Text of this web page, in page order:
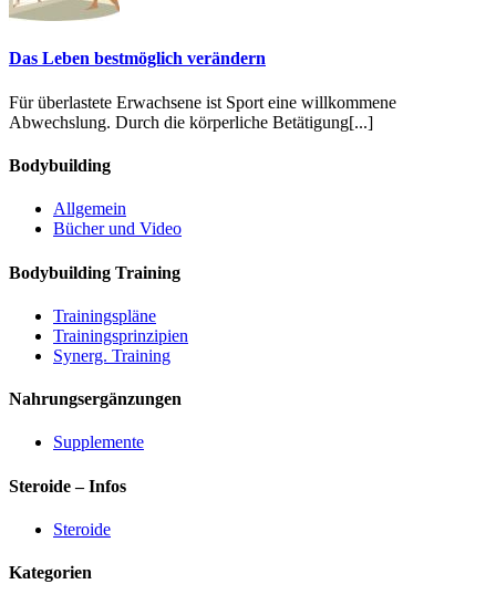
Das Leben bestmöglich verändern
Für überlastete Erwachsene ist Sport eine willkommene
Abwechslung. Durch die körperliche Betätigung[...]
Bodybuilding
Allgemein
Bücher und Video
Bodybuilding Training
Trainingspläne
Trainingsprinzipien
Synerg. Training
Nahrungsergänzungen
Supplemente
Steroide – Infos
Steroide
Kategorien